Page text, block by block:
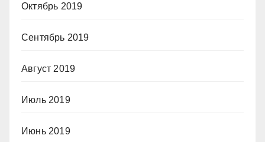
Октябрь 2019
Сентябрь 2019
Август 2019
Июль 2019
Июнь 2019